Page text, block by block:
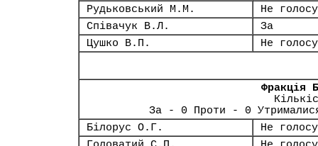
Рудьковський М.М.
Не
Співачук В.Л.
За
Цушко В.П.
Не
Фракція
За - 0 Проти - 0
Білорус О.Г.
Не